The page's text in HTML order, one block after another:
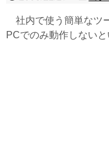
社内で使う簡単なツ
PCでのみ動作しない